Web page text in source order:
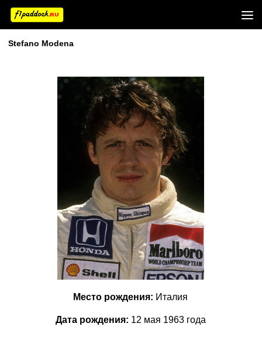
Stefano Modena
Место рождения: Италия
Дата рождения: 12 мая 1963 года